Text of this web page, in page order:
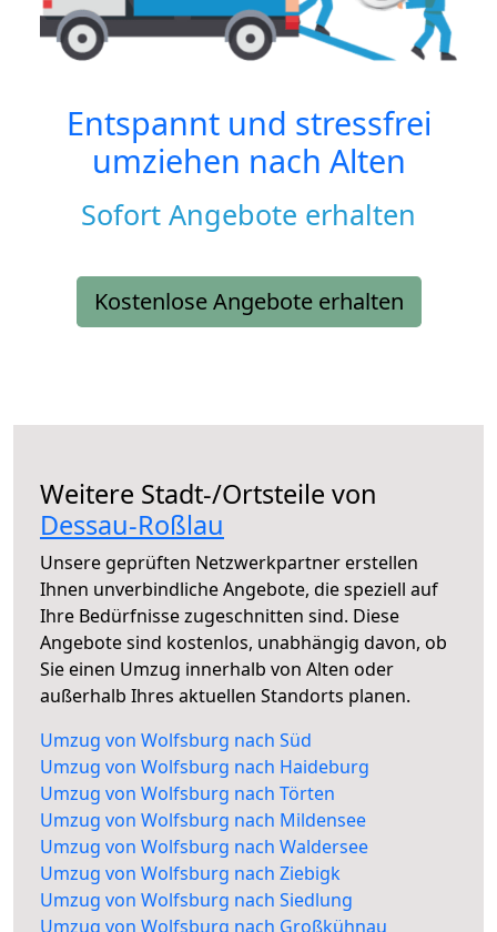
Entspannt und stressfrei
umziehen nach Alten
Sofort Angebote erhalten
Kostenlose Angebote erhalten
Weitere Stadt-/Ortsteile von
Dessau-Roßlau
Unsere geprüften Netzwerkpartner erstellen
Ihnen unverbindliche Angebote, die speziell auf
Ihre Bedürfnisse zugeschnitten sind. Diese
Angebote sind kostenlos, unabhängig davon, ob
Sie einen Umzug innerhalb von Alten oder
außerhalb Ihres aktuellen Standorts planen.
Umzug von Wolfsburg nach Süd
Umzug von Wolfsburg nach Haideburg
Umzug von Wolfsburg nach Törten
Umzug von Wolfsburg nach Mildensee
Umzug von Wolfsburg nach Waldersee
Umzug von Wolfsburg nach Ziebigk
Umzug von Wolfsburg nach Siedlung
Umzug von Wolfsburg nach Großkühnau